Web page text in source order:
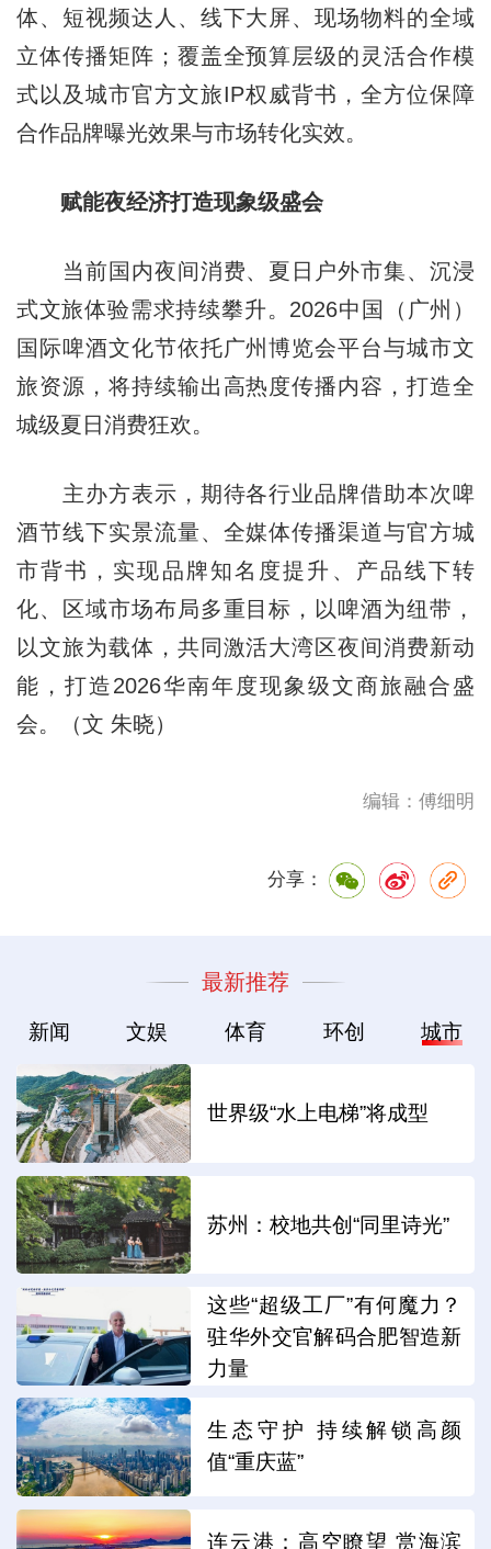
体、短视频达人、线下大屏、现场物料的全域
立体传播矩阵；覆盖全预算层级的灵活合作模
式以及城市官方文旅IP权威背书，全方位保障
合作品牌曝光效果与市场转化实效。
赋能夜经济打造现象级盛会
当前国内夜间消费、夏日户外市集、沉浸
式文旅体验需求持续攀升。2026中国（广州）
国际啤酒文化节依托广州博览会平台与城市文
旅资源，将持续输出高热度传播内容，打造全
城级夏日消费狂欢。
主办方表示，期待各行业品牌借助本次啤
酒节线下实景流量、全媒体传播渠道与官方城
市背书，实现品牌知名度提升、产品线下转
化、区域市场布局多重目标，以啤酒为纽带，
以文旅为载体，共同激活大湾区夜间消费新动
能，打造2026华南年度现象级文商旅融合盛
会。（文 朱晓）
编辑：傅细明
分享：
最新推荐
新闻 文娱 体育 环创 城市
世界级“水上电梯”将成型
苏州：校地共创“同里诗光”
这些“超级工厂”有何魔力？
驻华外交官解码合肥智造新
力量
生态守护 持续解锁高颜
值“重庆蓝”
连云港：高空瞭望 赏海滨